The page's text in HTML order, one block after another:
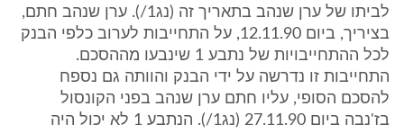
לביתו של ערן שנהב בתאריך זה (נג1/). ערן שנהב חתם,
בציריך, ביום 12.11.90, על התחייבות לערוב כלפי הבנק
לכל ההתחייבויות של נתבע 1 שינבעו מההסכם.
התחייבות זו נדרשה על ידי הבנק והוותה גם נספח
להסכם הסופי, עליו חתם ערן שנהב בפני הקונסול
בז'נבה ביום 27.11.90 (נג1/). הנתבע 1 לא יכול היה